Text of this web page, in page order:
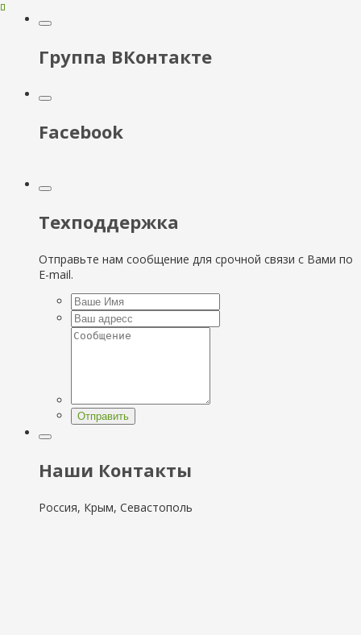
Группа ВКонтакте
Facebook
Техподдержка
Отправьте нам сообщение для срочной связи с Вами по
E-mail.
Отправить
Наши Контакты
Россия, Крым, Севастополь